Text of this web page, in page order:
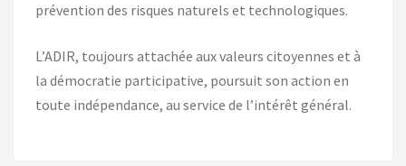
prévention des risques naturels et technologiques.
L’ADIR, toujours attachée aux valeurs citoyennes et à
la démocratie participative, poursuit son action en
toute indépendance, au service de l’intérêt général.